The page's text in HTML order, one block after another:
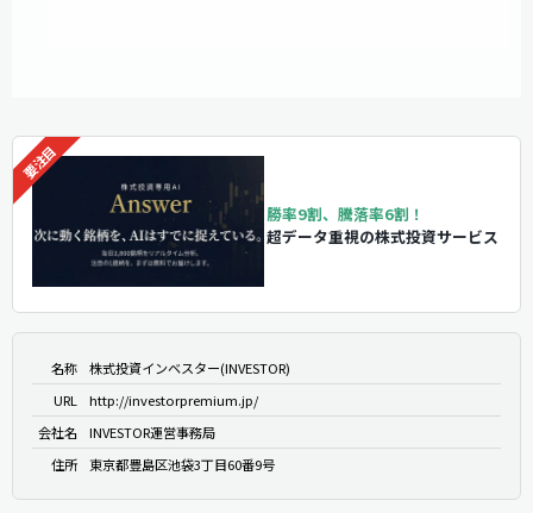
勝率9割、騰落率6割！
超データ重視の株式投資サービス
名称
株式投資インベスター(INVESTOR)
URL
http://investorpremium.jp/
会社名
INVESTOR運営事務局
住所
東京都豊島区池袋3丁目60番9号